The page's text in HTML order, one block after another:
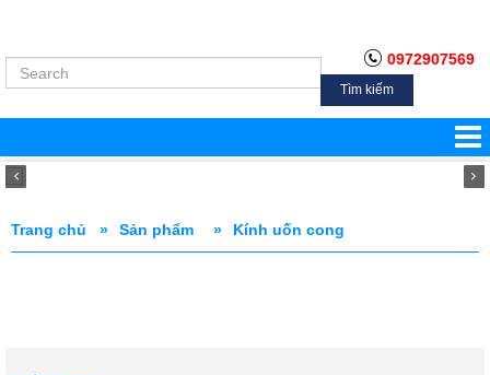
0972907569
Tìm kiếm
Trang chủ » Sản phẩm » Kính uốn cong